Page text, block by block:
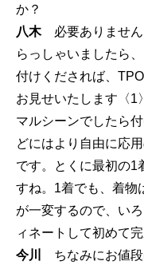
か？
八木必要ありません
らっしゃいましたら
付けくだされば、
お見せいたします〈1
マルシーンでしたら
どにはより自由に応
です。とくに最初の1
すね。1着でも、着物
が一変するので、い
ィネートして初めて
今川
ちなみにお値段